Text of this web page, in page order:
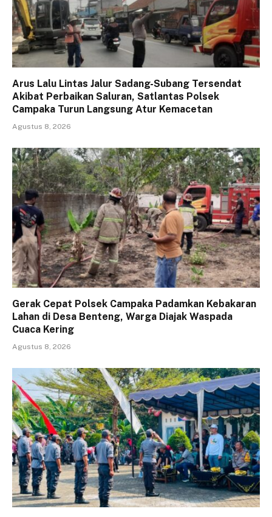
Arus Lalu Lintas Jalur Sadang-Subang Tersendat
Akibat Perbaikan Saluran, Satlantas Polsek
Campaka Turun Langsung Atur Kemacetan
Agustus 8, 2026
Gerak Cepat Polsek Campaka Padamkan Kebakaran
Lahan di Desa Benteng, Warga Diajak Waspada
Cuaca Kering
Agustus 8, 2026